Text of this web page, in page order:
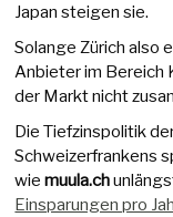
Japan steigen sie.
Solange Zürich also
Anbieter im Bereich
der Markt nicht
Die Tiefzinspolitik
Schweizerfrankens
wiemuula.ch
Einsparungen pro